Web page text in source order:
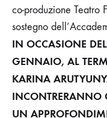
co-produzione Teatro
sostegno
IN OCCASIONE
GENNAIO, AL
KARINA
INCONTRERANNO
UN